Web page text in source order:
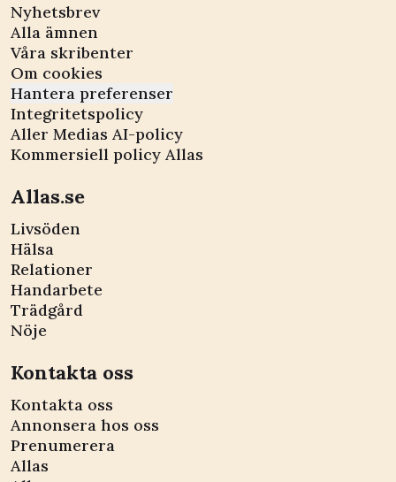
Nyhetsbrev
Alla ämnen
Våra skribenter
Om cookies
Hantera preferenser
Integritetspolicy
Aller Medias AI-policy
Kommersiell policy Allas
Allas.se
Livsöden
Hälsa
Relationer
Handarbete
Trädgård
Nöje
Kontakta oss
Kontakta oss
Annonsera hos oss
Prenumerera
Allas